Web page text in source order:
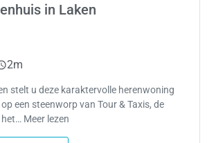
in Laken
2m
stelt u deze karaktervolle herenwoning
een steenworp van Tour & Taxis, de
Meer lezen